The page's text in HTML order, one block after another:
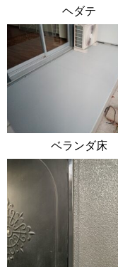
ヘダテ
ベランダ床